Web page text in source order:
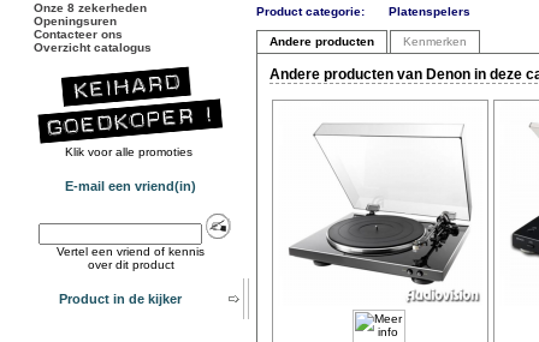
Onze 8 zekerheden
Openingsuren
Contacteer ons
Overzicht catalogus
Klik voor alle promoties
E-mail een vriend(in)
Vertel een vriend of kennis
over dit product
Product in de kijker
Product categorie:
Platenspelers
Andere producten Kenmerken
Andere producten van Denon in deze